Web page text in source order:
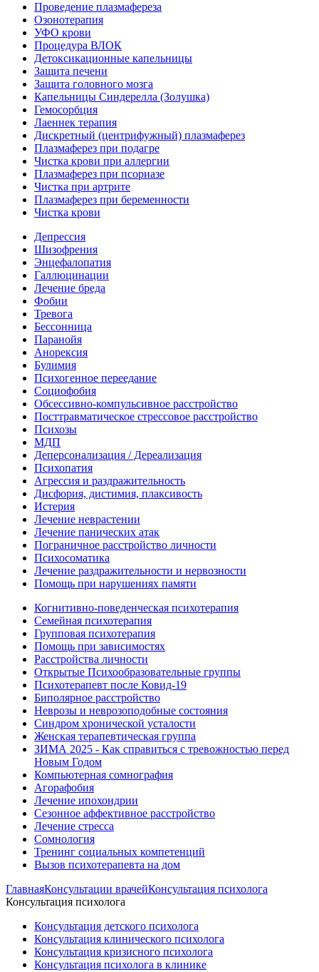
Проведение плазмафереза
Озонотерапия
УФО крови
Процедура ВЛОК
Детоксикационные капельницы
Защита печени
Защита головного мозга
Капельницы Синдерелла (Золушка)
Гемосорбция
Лаеннек терапия
Дискретный (центрифужный) плазмаферез
Плазмаферез при подагре
Чистка крови при аллергии
Плазмаферез при псориазе
Чистка при артрите
Плазмаферез при беременности
Чистка крови
Депрессия
Шизофрения
Энцефалопатия
Галлюцинации
Лечение бреда
Фобии
Тревога
Бессонница
Паранойя
Анорексия
Булимия
Психогенное переедание
Социофобия
Обсессивно-компульсивное расстройство
Посттравматическое стрессовое расстройство
Психозы
МДП
Деперсонализация / Дереализация
Психопатия
Агрессия и раздражительность
Дисфория, дистимия, плаксивость
Истерия
Лечение неврастении
Лечение панических атак
Пограничное расстройство личности
Психосоматика
Лечение раздражительности и нервозности
Помощь при нарушениях памяти
Когнитивно-поведенческая психотерапия
Семейная психотерапия
Групповая психотерапия
Помощь при зависимостях
Расстройства личности
Открытые Психообразовательные группы
Психотерапевт после Ковид-19
Биполярное расстройство
Неврозы и неврозоподобные состояния
Синдром хронической усталости
Женская терапевтическая группа
ЗИМА 2025 - Как справиться с тревожностью перед
Новым Годом
Компьютерная сомнография
Агорафобия
Лечение ипохондрии
Сезонное аффективное расстройство
Лечение стресса
Сомнология
Тренинг социальных компетенций
Вызов психотерапевта на дом
ГлавнаяКонсультации врачейКонсультация психолога
Консультация психолога
Консультация детского психолога
Консультация клинического психолога
Консультация кризисного психолога
Консультация психолога в клинике